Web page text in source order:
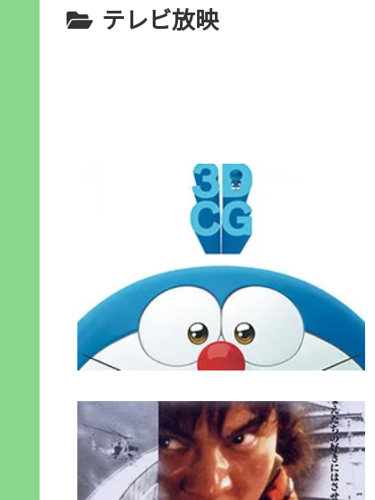
テレビ放映